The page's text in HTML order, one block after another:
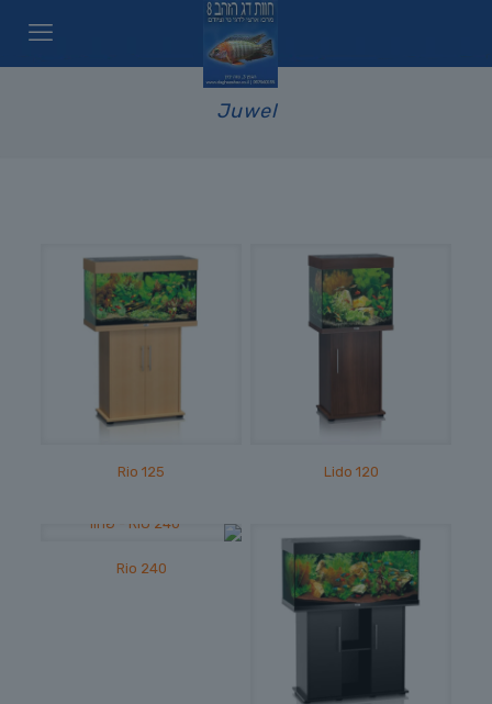
Juwel
Lido 120
Rio 125
Rio 240